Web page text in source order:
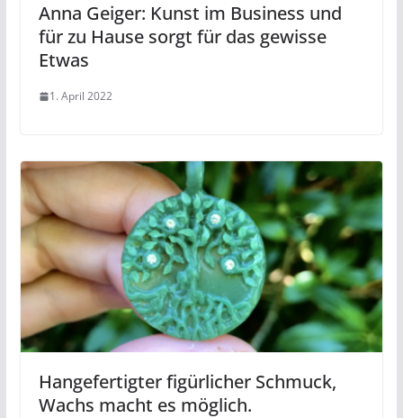
Anna Geiger: Kunst im Business und
für zu Hause sorgt für das gewisse
Etwas
1. April 2022
Hangefertigter figürlicher Schmuck,
Wachs macht es möglich.